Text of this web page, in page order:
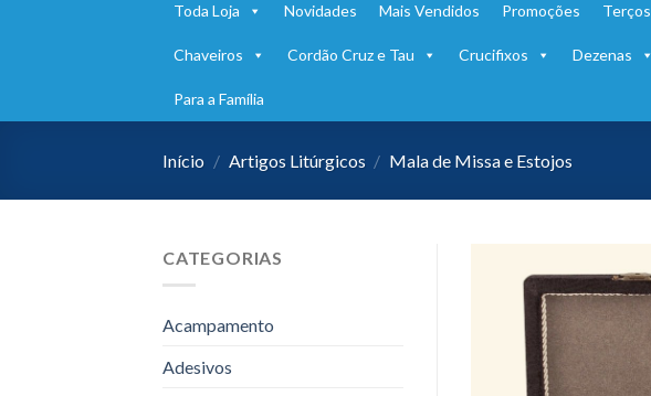
Toda Loja Novidades Mais Vendidos Promoções Terços
Chaveiros Cordão Cruz e Tau Crucifixos Dezenas
Para a Família
Início / Artigos Litúrgicos / Mala de Missa e Estojos
CATEGORIAS
Acampamento
Adesivos